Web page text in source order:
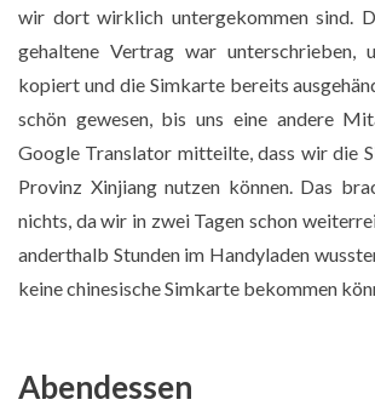
wir dort wirklich untergekommen sind.
gehaltene Vertrag war unterschrieben,
kopiert und die Simkarte bereits
schön gewesen, bis uns eine andere
Google Translator mitteilte, dass wir die
Provinz Xinjiang nutzen können. Das
nichts, da wir in zwei Tagen schon
anderthalb Stunden im Handyladen
keine chinesische Simkarte bekommen
Abendessen